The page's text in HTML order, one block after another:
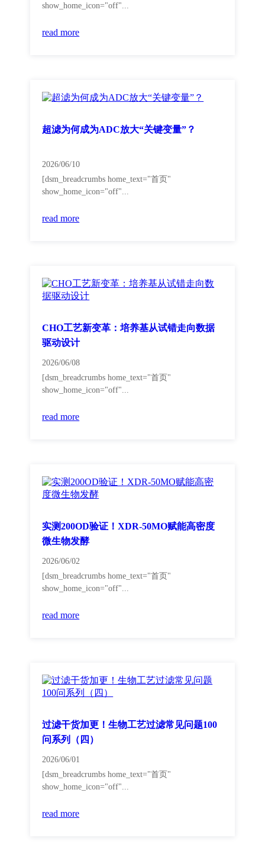
show_home_icon="off"...
read more
超滤为何成为ADC放大“关键变量”？
2026/06/10
[dsm_breadcrumbs home_text="首页"
show_home_icon="off"...
read more
CHO工艺新变革：培养基从试错走向数据
驱动设计
2026/06/08
[dsm_breadcrumbs home_text="首页"
show_home_icon="off"...
read more
实测200OD验证！XDR-50MO赋能高密度
微生物发酵
2026/06/02
[dsm_breadcrumbs home_text="首页"
show_home_icon="off"...
read more
过滤干货加更！生物工艺过滤常见问题100
问系列（四）
2026/06/01
[dsm_breadcrumbs home_text="首页"
show_home_icon="off"...
read more